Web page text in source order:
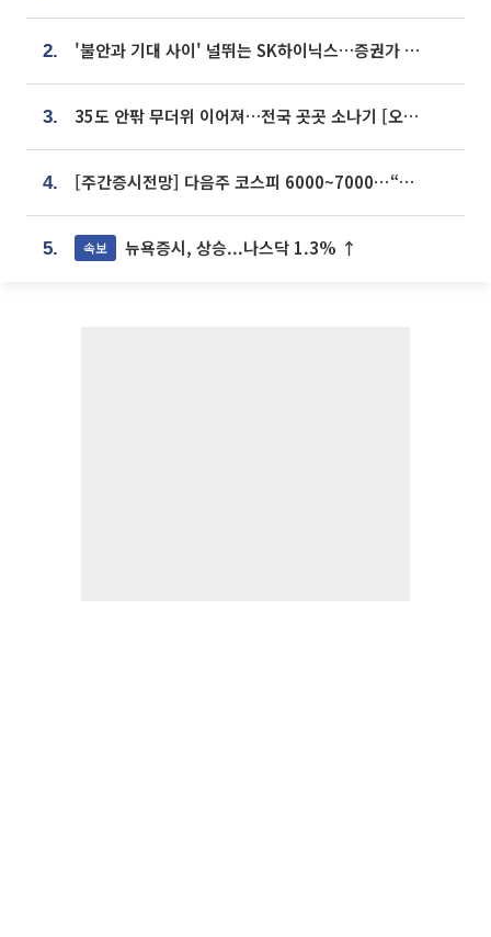
2. '불안과 기대 사이' 널뛰는 SK하이닉스…증권가 "HBM4·LTA 기반 펀터멘털 견고"
3. 35도 안팎 무더위 이어져…전국 곳곳 소나기 [오늘 날씨]
4. [주간증시전망] 다음주 코스피 6000~7000⋯“外人 수급은 정책이 변수”
5. 속보 뉴욕증시, 상승...나스닥 1.3% ↑